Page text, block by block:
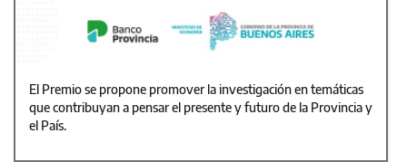
El Premio se propone promover la investigación en temáticas
que contribuyan a pensar el presente y futuro de la Provincia y
el País.